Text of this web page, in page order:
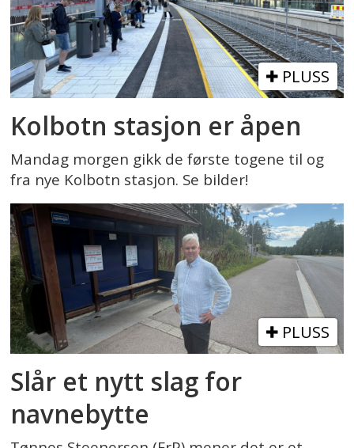
PLUSS
Kolbotn stasjon er åpen
Mandag morgen gikk de første togene til og
fra nye Kolbotn stasjon. Se bilder!
PLUSS
Slår et nytt slag for
navnebytte